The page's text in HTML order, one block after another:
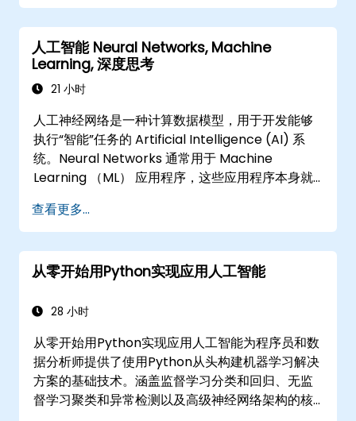
人工智能 Neural Networks, Machine
Learning, 深度思考
21 小时
人工神经网络是一种计算数据模型，用于开发能够
执行“智能”任务的 Artificial Intelligence (AI) 系
统。Neural Networks 通常用于 Machine
Learning （ML） 应用程序，这些应用程序本身就
集。
查看更多...
从零开始用Python实现应用人工智能
28 小时
从零开始用Python实现应用人工智能为程序员和数
据分析师提供了使用Python从头构建机器学习解决
方案的基础技术。涵盖监督学习分类和回归、无监
督学习聚类和异常检测以及高级神经网络架构的核